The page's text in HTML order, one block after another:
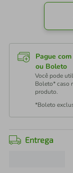
Pague
ou Boleto
Você pode
Boleto* caso
produto.
*Boleto
Entrega